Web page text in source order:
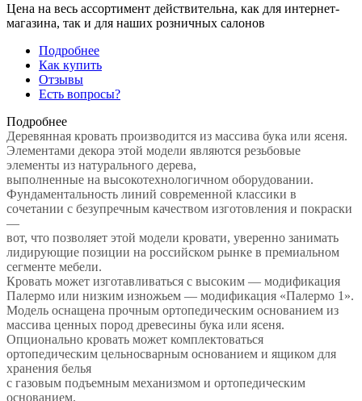
Цена на весь ассортимент действительна, как для интернет-
магазина, так и для наших розничных салонов
Подробнее
Как купить
Отзывы
Есть вопросы?
Подробнее
Деревянная кровать производится из массива бука или ясеня.
Элементами декора этой модели являются резьбовые
элементы из натурального дерева,
выполненные на высокотехнологичном оборудовании.
Фундаментальность линий современной классики в
сочетании с безупречным качеством изготовления и покраски
—
вот, что позволяет этой модели кровати, уверенно занимать
лидирующие позиции на российском рынке в премиальном
сегменте мебели.
Кровать может изготавливаться с высоким — модификация
Палермо или низким изножьем — модификация «Палермо 1».
Модель оснащена прочным ортопедическим основанием из
массива ценных пород древесины бука или ясеня.
Опционально кровать может комплектоваться
ортопедическим цельносварным основанием и ящиком для
хранения белья
с газовым подъемным механизмом и ортопедическим
основанием.